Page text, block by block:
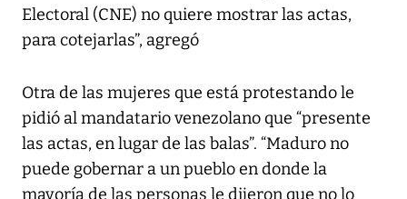
Electoral (CNE) no quiere mostrar las actas,
para cotejarlas”, agregó
Otra de las mujeres que está protestando le
pidió al mandatario venezolano que “presente
las actas, en lugar de las balas”. “Maduro no
puede gobernar a un pueblo en donde la
mayoría de las personas le dijeron que no lo